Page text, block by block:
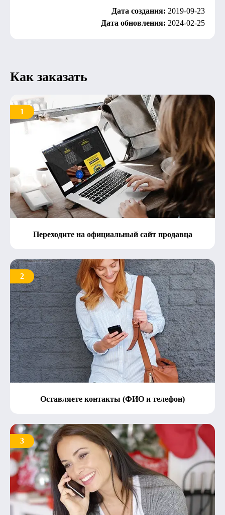
Дата создания: 2019-09-23
Дата обновления: 2024-02-25
Как заказать
1
Переходите на официальный сайт продавца
2
Оставляете контакты (ФИО и телефон)
3